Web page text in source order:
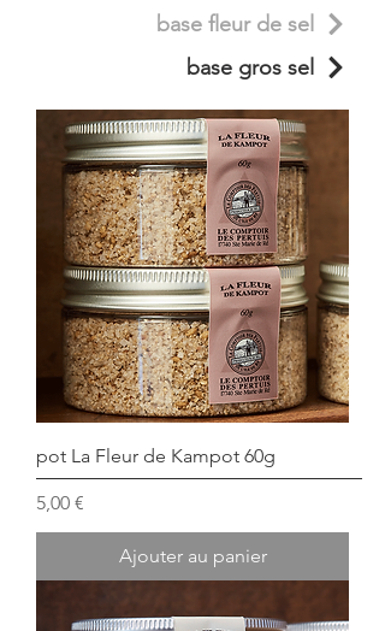
pot La Fleur de Kampot 60g
Prix
5,00 €
Ajouter au panier
base fleur de sel
base gros sel